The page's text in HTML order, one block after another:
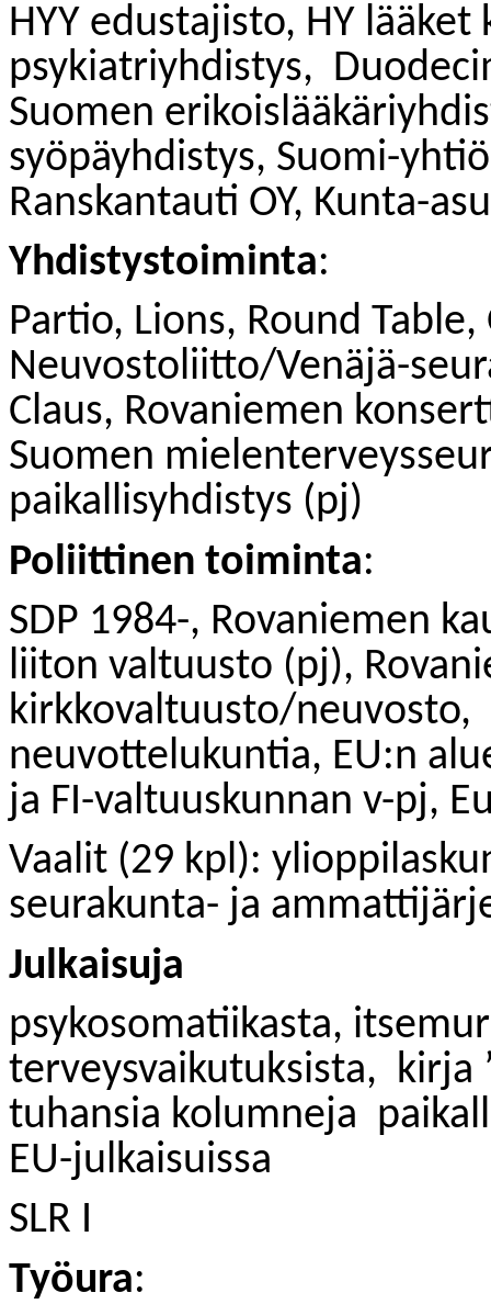
HYY edustajisto, HY
psykiatriyhdistys,
Suomen
syöpäyhdistys, Suomi-
Ranskantauti OY, Kunta-
Yhdistystoiminta:
Partio, Lions, Round
Neuvostoliitto/Venäjä-
Claus, Rovaniemen
Suomen
paikallisyhdistys (pj)
Poliittinen toiminta:
SDP 1984-, Rovaniemen
liiton valtuusto (pj),
kirkkovaltuusto/neuvosto,
neuvottelukuntia, EU:n
ja FI-valtuuskunnan v-pj,
Vaalit (29 kpl):
seurakunta- ja
Julkaisuja
psykosomatiikasta,
terveysvaikutuksista, kirja
tuhansia kolumneja
EU-julkaisuissa
SLR I
Työura: